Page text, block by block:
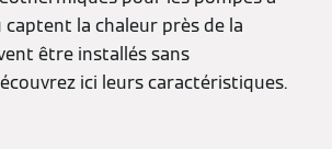
captent la chaleur près de la
être installés sans
ici leurs caractéristiques.